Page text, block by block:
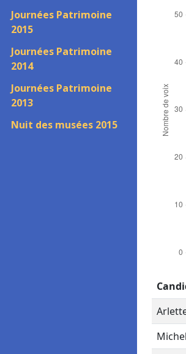
Journées Patrimoine
2015
Journées Patrimoine
2014
Journées Patrimoine
2013
Nuit des musées 2015